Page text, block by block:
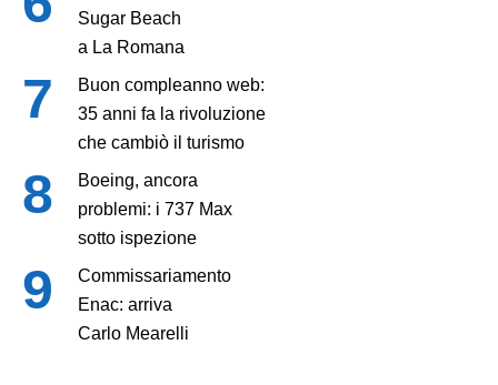
Sugar Beach
a La Romana
Buon compleanno web:
35 anni fa la rivoluzione
che cambiò il turismo
Boeing, ancora
problemi: i 737 Max
sotto ispezione
Commissariamento
Enac: arriva
Carlo Mearelli